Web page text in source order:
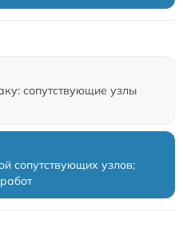
сопутствующие узлы
сопутствующих узлов;